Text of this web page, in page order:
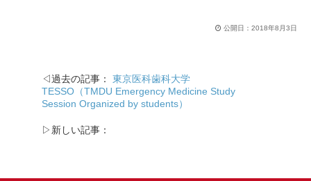
公開日： 2018年8月3日
◁過去の記事： 東京医科歯科大学
TESSO（TMDU Emergency Medicine Study
Session Organized by students）
▷新しい記事：